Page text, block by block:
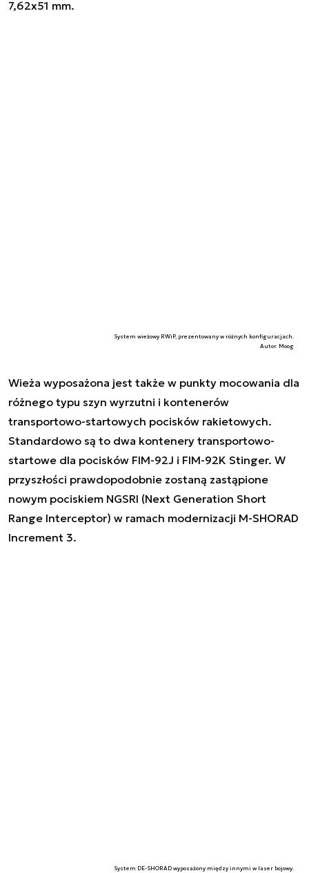
7,62x51 mm.
System wieżowy RWiP, prezentowany w różnych konfiguracjach.
Autor. Moog
Wieża wyposażona jest także w punkty mocowania dla
różnego typu szyn wyrzutni i kontenerów
transportowo-startowych pocisków rakietowych.
Standardowo są to dwa kontenery transportowo-
startowe dla pocisków FIM-92J i FIM-92K Stinger. W
przyszłości prawdopodobnie zostaną zastąpione
nowym pociskiem NGSRI (Next Generation Short
Range Interceptor) w ramach modernizacji M-SHORAD
Increment 3.
System DE-SHORAD wyposażony między innymi w laser bojowy.